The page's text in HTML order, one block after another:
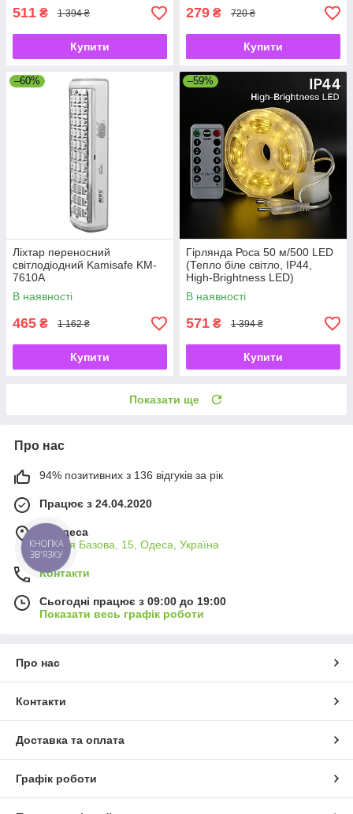
511 ₴ 1 394 ₴
Купити
279 ₴ 720 ₴
Купити
–60%
Ліхтар переносний
світлодіодний Kamisafe KM-
7610A
В наявності
465 ₴ 1 162 ₴
Купити
–59%
Гірлянда Роса 50 м/500 LED
(Тепло біле світло, IP44,
High-Brightness LED)
В наявності
571 ₴ 1 394 ₴
Купити
Показати ще
Про нас
94% позитивних з 136 відгуків за рік
Працює з 24.04.2020
м. Одеса
вулиця Базова, 15, Одеса, Україна
Контакти
Сьогодні працює з 09:00 до 19:00
Показати весь графік роботи
Про нас
Контакти
Доставка та оплата
Графік роботи
КНОПКА
ЗВ'ЯЗКУ